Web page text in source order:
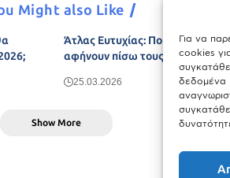
Για να
cookies
δεδομένα
Might also Like
Άτλας Ευτυχίας: Ποιες πόλεις
αφήνουν πίσω τους το Μόναχο;
25.03.2026
Show More